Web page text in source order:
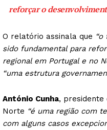
reforçar o
O relatório assinala que “o
sido fundamental para
regional em Portugal e no
“uma estrutura
António Cunha, presidente
Norte “é uma região com
com alguns casos